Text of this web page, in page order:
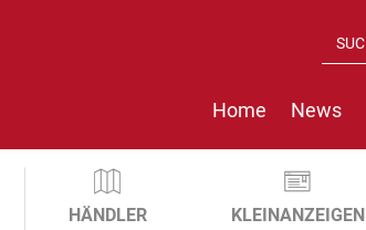
Home News
HÄNDLER KLEINANZEIGEN